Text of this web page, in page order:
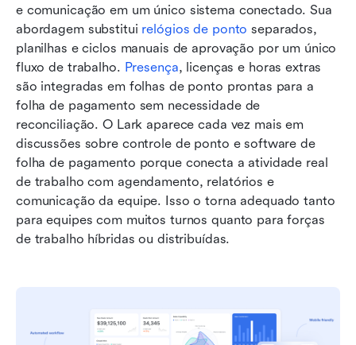
e comunicação em um único sistema conectado. Sua
abordagem substitui relógios de ponto separados,
planilhas e ciclos manuais de aprovação por um único
fluxo de trabalho. Presença, licenças e horas extras
são integradas em folhas de ponto prontas para a
folha de pagamento sem necessidade de
reconciliação. O Lark aparece cada vez mais em
discussões sobre controle de ponto e software de
folha de pagamento porque conecta a atividade real
de trabalho com agendamento, relatórios e
comunicação da equipe. Isso o torna adequado tanto
para equipes com muitos turnos quanto para forças
de trabalho híbridas ou distribuídas.